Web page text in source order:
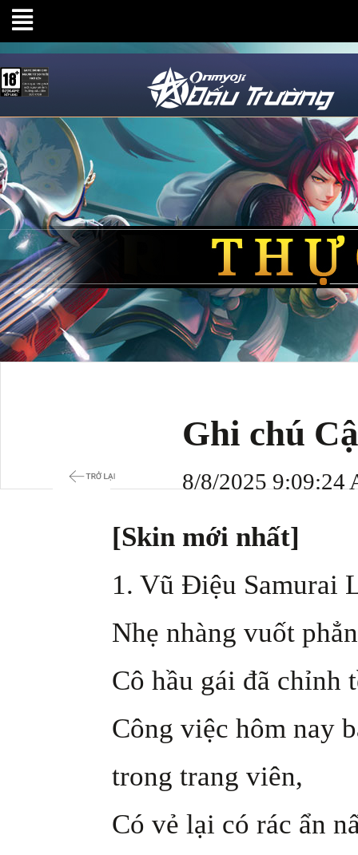
Ghi chú
8/8/2025 9:09:24
[Skin mới nhất]
1. Vũ Điệu Samurai
Nhẹ nhàng vuốt
Cô hầu gái đã chỉnh
Công việc hôm nay
trong trang viên,
Có vẻ lại có rác ẩn